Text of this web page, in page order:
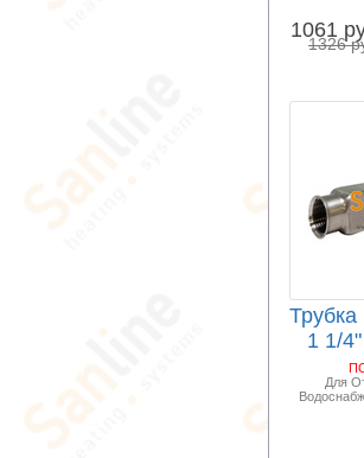
1061
1326
Трубка
1 1/
Для